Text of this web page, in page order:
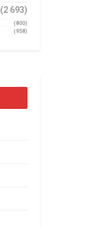
(2 693)
(800)
(958)